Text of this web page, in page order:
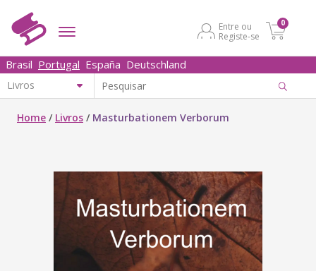
Entre ou
Registe-se
0
Brasil Portugal España Deutschland
Home / Livros / Masturbationem Verborum